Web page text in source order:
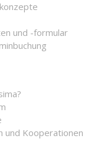
und -formular
und Kooperationen